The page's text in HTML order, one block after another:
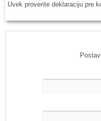
Uvek proverite deklaraciju pre